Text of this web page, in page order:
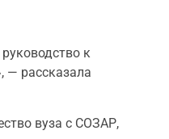
к
— рассказала
вуза с СОЗАР,